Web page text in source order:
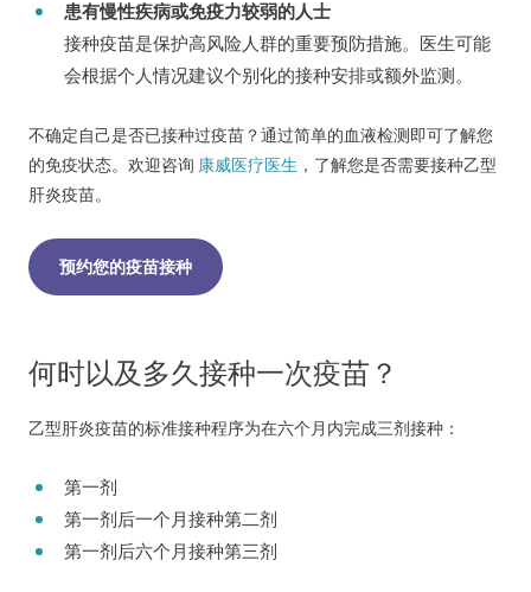
患有慢性疾病或免疫力较弱的人士
接种疫苗是保护高风险人群的重要预防措施。医生可能
会根据个人情况建议个别化的接种安排或额外监测。
不确定自己是否已接种过疫苗？通过简单的血液检测即可了解您
的免疫状态。欢迎咨询 康威医疗医生 ，了解您是否需要接种乙型
肝炎疫苗。
预约您的疫苗接种
何时以及多久接种一次疫苗？
乙型肝炎疫苗的标准接种程序为在六个月内完成三剂接种：
第一剂
第一剂后一个月接种第二剂
第一剂后六个月接种第三剂